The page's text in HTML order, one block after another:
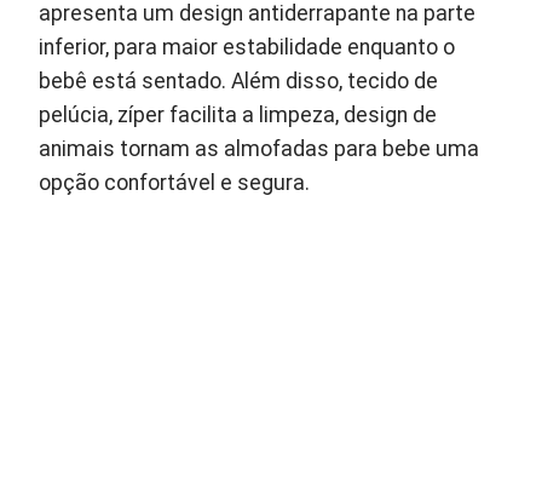
apresenta um design antiderrapante na parte
inferior, para maior estabilidade enquanto o
bebê está sentado. Além disso, tecido de
pelúcia, zíper facilita a limpeza, design de
animais tornam as almofadas para bebe uma
opção confortável e segura.